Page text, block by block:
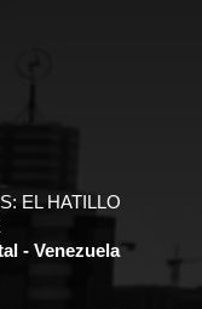
EL HATILLO
- Venezuela